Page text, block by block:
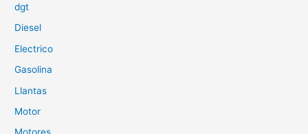
dgt
Diesel
Electrico
Gasolina
Llantas
Motor